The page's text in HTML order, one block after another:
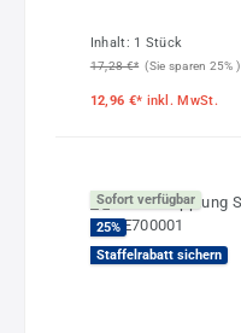
Inhalt: 1 Stück
17,28 €* (Sie sparen 25% )
12,96 €* inkl. MwSt.
Sofort verfügbar
25%
Staffelrabatt sichern